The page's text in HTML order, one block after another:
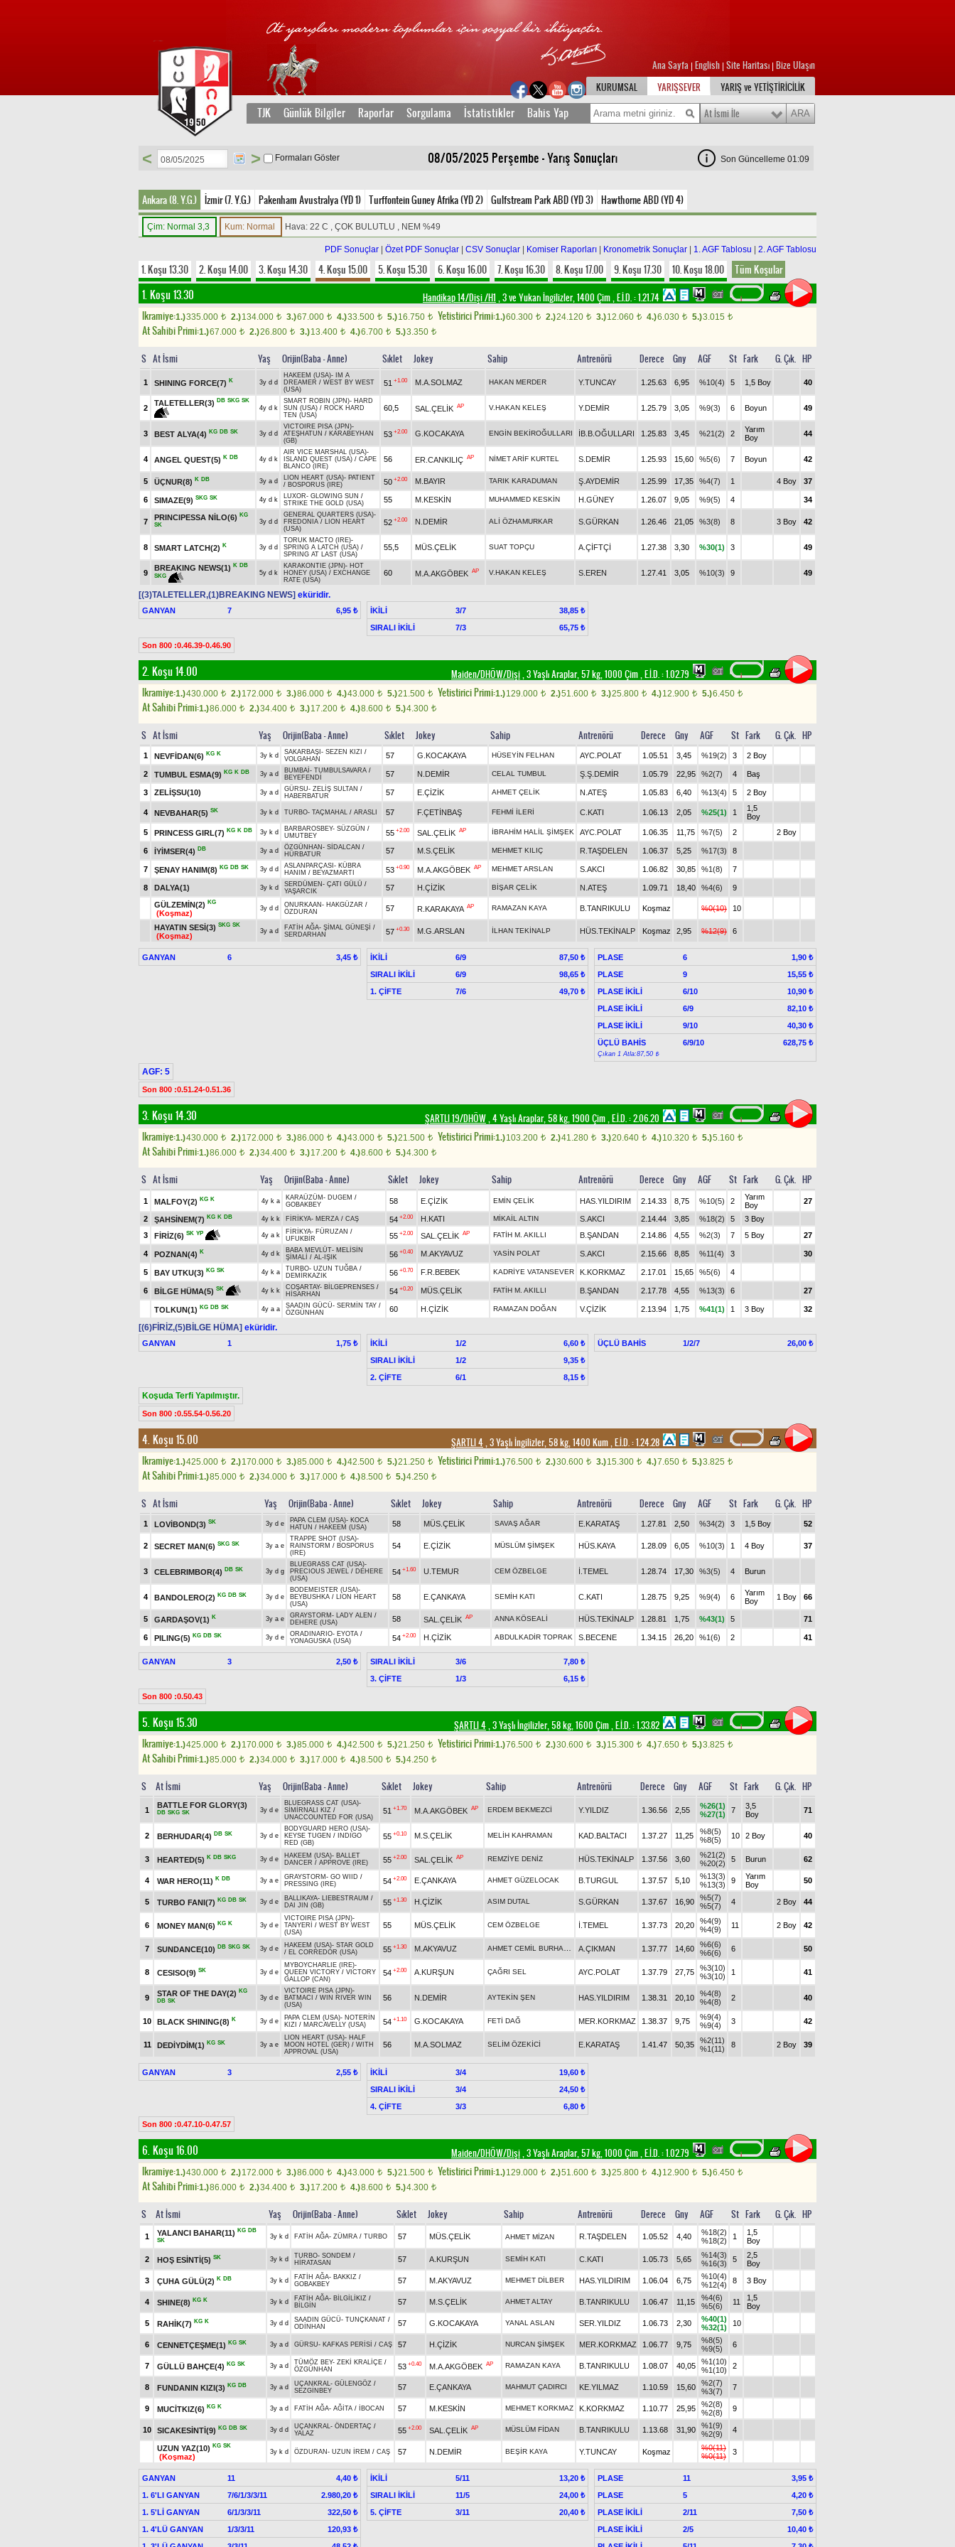
Ana Sayfa English Site Haritası Bize Ulaşın
KURUMSAL
YARIŞSEVER YARIŞ ve YETİŞTİRİCİLİK
TJK Günlük Bilgiler Raporlar Sorgulama İstatistikler Bahis Yap At İsmi İle
08/05/2025 Perşembe - Yarış Sonuçları
< > Formaları Göster Son Güncelleme 01:09
Ankara (8. Y.G.) İzmir (7. Y.G.) Pakenham Avustralya (YD 1) Turffontein Guney Afrika (YD 2) Gulfstream Park ABD (YD 3) Hawthorne ABD (YD 4)
Çim: Normal 3,3 Kum: Normal Hava: 22 C , ÇOK BULUTLU , NEM %49
PDF Sonuçlar Özet PDF Sonuçlar CSV Sonuçlar Komiser Raporları Kronometrik Sonuçlar 1. AGF Tablosu 2. AGF Tablosu
1. Koşu 13.30 2. Koşu 14.00 3. Koşu 14.30 4. Koşu 15.00 5. Koşu 15.30 6. Koşu 16.00 7. Koşu 16.30 8. Koşu 17.00 9. Koşu 17.30 10. Koşu 18.00 Tüm Koşular
1. Koşu 13.30 Handikap 14/Dişi /H1 , 3 ve Yukarı İngilizler, 1400 Çim,E.İ.D. :1.21.74
Ikramiye:1.)335.000 t 2.)134.000 t 3.)67.000 t 4.)33.500 t 5.)16.750 t Yetistirici Primi:1.)60.300 t 2.)24.120 t 3.)12.060 t 4.)6.030 t 5.)3.015 t
At Sahibi Primi:1.)67.000 t 2.)26.800 t 3.)13.400 t 4.)6.700 t 5.)3.350 t
S At İsmi Yaş Orijin(Baba - Anne) Sıklet Jokey Sahip Antrenörü Derece Gny AGF St Fark G. Çık. HP
1 SHINING FORCE(7) K 3y d d
HAKEEM (USA)-
IM A
DREAMER / WEST BY WEST
(USA)
51 +1.00 M.A.SOLMAZ HAKAN MERDER Y.TUNCAY 1.25.63 6,95 %10(4) 5 1,5 Boy 40
2
TALETELLER(3) DB SKG SK
4y d k
SMART ROBIN (JPN)- HARD
SUN (USA) / ROCK HARD
TEN (USA)
60,5 SAL.ÇELİK AP V.HAKAN KELEŞ Y.DEMİR 1.25.79 3,05 %9(3) 6 Boyun 49
3 BEST ALYA(4) KG DB SK 3y d d
VICTOIRE PISA (JPN)-
ATEŞHATUN / KARABEYHAN
(GB)
53 +2.00 G.KOCAKAYA ENGİN BEKİROĞULLARI İB.B.OĞULLARI 1.25.83 3,45 %21(2) 2
Yarım
Boy
44
4 ANGEL QUEST(5) K DB 4y d k
AIR VICE MARSHAL (USA)-
ISLAND QUEST (USA) / CAPE
BLANCO (IRE)
56 ER.CANKILIÇ AP NİMET ARİF KURTEL S.DEMİR 1.25.93 15,60 %5(6) 7 Boyun 42
5 ÜÇNUR(8) K DB 3y a d LION HEART (USA)- PATIENT
/ BOSPORUS (IRE) 50 +2.00 M.BAYIR TARIK KARADUMAN Ş.AYDEMİR 1.25.99 17,35 %4(7) 1 4 Boy 37
6 SIMAZE(9) SKG SK 4y d k LUXOR- GLOWING SUN /
STRIKE THE GOLD (USA)
55 M.KESKİN MUHAMMED KESKİN H.GÜNEY 1.26.07 9,05 %9(5) 4 34
7
PRINCIPESSA NİLO(6) KG
SK
3y d d
GENERAL QUARTERS (USA)-
FREDONIA / LION HEART
(USA)
52 +2.00 N.DEMİR ALİ ÖZHAMURKAR S.GÜRKAN 1.26.46 21,05 %3(8) 8 3 Boy 42
8 SMART LATCH(2) K 3y d d
TORUK MACTO (IRE)-
SPRING A LATCH (USA) /
SPRING AT LAST (USA)
55,5 MÜS.ÇELİK SUAT TOPÇU A.ÇİFTÇİ 1.27.38 3,30 %30(1) 3 49
9
BREAKING NEWS(1) K DB
SKG
5y d k
KARAKONTIE (JPN)- HOT
HONEY (USA) / EXCHANGE
RATE (USA)
60 M.A.AKGÖBEK AP V.HAKAN KELEŞ S.EREN 1.27.41 3,05 %10(3) 9 49
[(3)TALETELLER,(1)BREAKING NEWS] eküridir.
GANYAN 7 6,95 ₺ İKİLİ 3/7
38,85 ₺
SIRALI İKİLİ
7/3 65,75 ₺
Son 800 :0.46.39-0.46.90
2. Koşu 14.00 Maiden/DHÖW/Dişi, 3 Yaşlı Araplar, 57 kg, 1000 Çim,E.İ.D. :1.02.79
Ikramiye:1.)430.000 t 2.)172.000 t 3.)86.000 t 4.)43.000 t 5.)21.500 t Yetistirici Primi:1.)129.000 t 2.)51.600 t 3.)25.800 t 4.)12.900 t 5.)6.450 t
At Sahibi Primi:1.)86.000 t 2.)34.400 t 3.)17.200 t 4.)8.600 t 5.)4.300 t
S At İsmi Yaş Orijin(Baba - Anne) Sıklet Jokey Sahip Antrenörü Derece Gny AGF St Fark G. Çık. HP
1 NEVFİDAN(6) KG K 3y k d SAKARBAŞI - SEZEN KIZI /
VOLGAHAN
57 G.KOCAKAYA HÜSEYİN FELHAN AYC.POLAT 1.05.51 3,45 %19(2) 3 2 Boy
2 TUMBUL ESMA(9) KG K DB 3y a d BUMBAİ - TUMBULSAVARA /
BEYEFENDİ
57 N.DEMİR CELAL TUMBUL Ş.Ş.DEMİR 1.05.79 22,95 %2(7) 4 Baş
3 ZELİŞSU(10) 3y a d GÜRSU- ZELİŞ SULTAN /
HABERBATUR
57 E.ÇİZİK AHMET ÇELİK N.ATEŞ 1.05.83 6,40 %13(4) 5 2 Boy
4 NEVBAHAR(5) SK 3y k d TURBO- TAÇMAHAL / ARASLI 57 F.ÇETİNBAŞ FEHMİ İLERİ C.KATI 1.06.13 2,05 %25(1) 1
1,5
Boy
5
PRINCESS GIRL(7) KG K DB 3y k d BARBAROSBEY- SÜZGÜN /
UMUTBEY
55 +2.00 SAL.ÇELİK AP İBRAHİM HALİL ŞİMŞEK AYC.POLAT 1.06.35 11,75 %7(5) 2 2 Boy
6 İYİMSER(4) DB 3y a d ÖZGÜNHAN - SİDALCAN /
HÜRBATUR
57 M.S.ÇELİK MEHMET KILIÇ R.TAŞDELEN 1.06.37 5,25 %17(3) 8
7 ŞENAY HANIM(8) KG DB SK 3y d d ASLANPARÇASI - KÜBRA
HANIM / BEYAZMARTI 53 +0.90 M.A.AKGÖBEK AP MEHMET ARSLAN S.AKCI 1.06.82 30,85 %1(8) 7
8 DALYA(1) 3y k d SERDÜMEN - ÇATI GÜLÜ /
YAŞARCIK
57 H.ÇİZİK BİŞAR ÇELİK N.ATEŞ 1.09.71 18,40 %4(6)
9
GÜLZEMİN(2) KG
(Koşmaz)
3y d d ONURKAAN - HAKGÜZAR /
ÖZDURAN
57 R.KARAKAYA AP RAMAZAN KAYA B.TANRIKULU Koşmaz %0(10) 10
HAYATIN SESİ(3) SKG SK
(Koşmaz)
3y a d FATİH AĞA- ŞİMAL GÜNEŞİ /
SERDARHAN
57 +0.30 M.G.ARSLAN İLHAN TEKİNALP HÜS.TEKİNALP Koşmaz 2,95 %12(9) 6
GANYAN 6 3,45 ₺ İKİLİ 6/9
87,50 ₺
SIRALI İKİLİ
6/9
98,65 ₺
1. ÇİFTE
7/6 49,70 ₺
PLASE 6
1,90 ₺
PLASE
9
15,55 ₺
PLASE İKİLİ
6/10
10,90 ₺
PLASE İKİLİ
6/9
82,10 ₺
PLASE İKİLİ
9/10
40,30 ₺
ÜÇLÜ BAHİS
6/9/10 628,75 ₺
Çıkan 1 Atla:87,50 ₺
AGF: 5
Son 800 :0.51.24-0.51.36
3. Koşu 14.30 ŞARTLI 19/DHÖW, 4 Yaşlı Araplar, 58 kg, 1900 Çim,E.İ.D. :2.06.20
Ikramiye:1.)430.000 t 2.)172.000 t 3.)86.000 t 4.)43.000 t 5.)21.500 t Yetistirici Primi:1.)103.200 t 2.)41.280 t 3.)20.640 t 4.)10.320 t 5.)5.160 t
At Sahibi Primi:1.)86.000 t 2.)34.400 t 3.)17.200 t 4.)8.600 t 5.)4.300 t
S At İsmi Yaş Orijin(Baba - Anne) Sıklet Jokey Sahip Antrenörü Derece Gny AGF St Fark G. Çık. HP
1 MALFOY(2) KG K 4y k a KARAÜZÜM - DUGEM /
GOBAKBEY
58 E.ÇİZİK EMİN ÇELİK HAS.YILDIRIM 2.14.33 8,75 %10(5) 2
Yarım
Boy
27
2 ŞAHSİNEM(7) KG K DB 4y k k FİRİKYA- MERZA / CAŞ 54 +2.00 H.KATI MİKAİL ALTIN S.AKCI 2.14.44 3,85 %18(2) 5
3 Boy
3
FİRİZ(6) SK YP 4y a k FİRİKYA- FÜRUZAN /
UFUKBİR
55 +2.00 SAL.ÇELİK AP FATİH M. AKILLI B.ŞANDAN 2.14.86 4,55 %2(3) 7 5 Boy 27
4 POZNAN(4) K 4y d k BABA MEVLÜT- MELİSİN
ŞİMALİ / AL-IŞIK 56 +0.40 M.AKYAVUZ YASİN POLAT S.AKCI 2.15.66 8,85 %11(4) 3 30
5 BAY UTKU(3) KG SK 4y k a TURBO- UZUN TUĞBA /
DEMİRKAZIK
56 +0.70 F.R.BEBEK KADRİYE VATANSEVER K.KORKMAZ 2.17.01 15,65 %5(6) 4
6 BİLGE HÜMA(5) SK 4y k k COŞARTAY- BİLGEPRENSES /
HİSARHAN
54 +0.20 MÜS.ÇELİK FATİH M. AKILLI B.ŞANDAN 2.17.78 4,55 %13(3) 6 27
TOLKUN(1) KG DB SK 4y a a SAADIN GÜCÜ- SERMİN TAY /
ÖZGÜNHAN
60 H.ÇİZİK RAMAZAN DOĞAN V.ÇİZİK 2.13.94 1,75 %41(1) 1 3 Boy 32
[(6)FİRİZ,(5)BİLGE HÜMA] eküridir.
GANYAN 1 1,75 ₺ İKİLİ 1/2
6,60 ₺
SIRALI İKİLİ
1/2
9,35 ₺
2. ÇİFTE
6/1 8,15 ₺
ÜÇLÜ BAHİS 1/2/7 26,00 ₺
Koşuda Terfi Yapılmıştır.
Son 800 :0.55.54-0.56.20
4. Koşu 15.00 ŞARTLI 4, 3 Yaşlı İngilizler, 58 kg, 1400 Kum,E.İ.D. :1.24.28
Ikramiye:1.)425.000 t 2.)170.000 t 3.)85.000 t 4.)42.500 t 5.)21.250 t Yetistirici Primi:1.)76.500 t 2.)30.600 t 3.)15.300 t 4.)7.650 t 5.)3.825 t
At Sahibi Primi:1.)85.000 t 2.)34.000 t 3.)17.000 t 4.)8.500 t 5.)4.250 t
S At İsmi Yaş Orijin(Baba - Anne) Sıklet Jokey Sahip Antrenörü Derece Gny AGF St Fark G. Çık. HP
1 LOVİBOND(3) SK 3y d e PAPA CLEM (USA)- KOCA
HATUN / HAKEEM (USA) 58 MÜS.ÇELİK SAVAŞ AĞAR E.KARATAŞ 1.27.81 2,50 %34(2) 3 1,5 Boy 52
2 SECRET MAN(6) SKG SK 3y a e
TRAPPE SHOT (USA)-
RAINSTORM / BOSPORUS
(IRE)
54 E.ÇİZİK MÜSLÜM ŞİMŞEK HÜS.KAYA 1.28.09 6,05 %10(3) 1 4 Boy 37
3 CELEBRIMBOR(4) DB SK 3y d g
BLUEGRASS CAT (USA)-
PRECIOUS JEWEL / DEHERE
(USA)
54 +1.60 U.TEMUR CEM ÖZBELGE İ.TEMEL 1.28.74 17,30 %3(5) 4 Burun
4 BANDOLERO(2) KG DB SK 3y d e
BODEMEISTER (USA)-
BEYBUSHKA / LION HEART
(USA)
58 E.ÇANKAYA SEMİH KATI C.KATI 1.28.75 9,25 %9(4) 6
Yarım
Boy
1 Boy 66
5 GARDAŞOV(1) K 3y a e GRAYSTORM - LADY ALEN /
DEHERE (USA)
58 SAL.ÇELİK AP ANNA KÖSEALİ HÜS.TEKİNALP 1.28.81 1,75 %43(1) 5 71
6 PILING(5) KG DB SK 3y d e ORADINARIO- EYOTA /
YONAGUSKA (USA)
54 +2.00 H.ÇİZİK ABDULKADİR TOPRAK S.BECENE 1.34.15 26,20 %1(6) 2 41
GANYAN 3 2,50 ₺ SIRALI İKİLİ 3/6
7,80 ₺
3. ÇİFTE
1/3 6,15 ₺
Son 800 :0.50.43
5. Koşu 15.30 ŞARTLI 4, 3 Yaşlı İngilizler, 58 kg, 1600 Çim,E.İ.D. :1.33.82
Ikramiye:1.)425.000 t 2.)170.000 t 3.)85.000 t 4.)42.500 t 5.)21.250 t Yetistirici Primi:1.)76.500 t 2.)30.600 t 3.)15.300 t 4.)7.650 t 5.)3.825 t
At Sahibi Primi:1.)85.000 t 2.)34.000 t 3.)17.000 t 4.)8.500 t 5.)4.250 t
S At İsmi Yaş Orijin(Baba - Anne) Sıklet Jokey Sahip Antrenörü Derece Gny AGF St Fark G. Çık. HP
1
BATTLE FOR GLORY(3)
DB SKG SK 3y d e
BLUEGRASS CAT (USA)-
SİMİRNALI KIZ /
UNACCOUNTED FOR (USA)
51 +1.70 M.A.AKGÖBEK AP ERDEM BEKMEZCİ Y.YILDIZ 1.36.56 2,55
%26(1)
%27(1)
7
3,5
Boy
71
2 BERHUDAR(4) DB SK 3y d e
BODYGUARD HERO (USA)-
KEYSE TUGEN /
INDIGO
RED (GB)
55 +0.10 M.S.ÇELİK MELİH KAHRAMAN KAD.BALTACI 1.37.27 11,25
%8(5)
%8(5)
10 2 Boy 40
3 HEARTED(5) K DB SKG 3y d e HAKEEM (USA)- BALLET
DANCER / APPROVE (IRE) 55 +2.00 SAL.ÇELİK AP REMZİYE DENİZ HÜS.TEKİNALP 1.37.56 3,60
%21(2)
%20(2)
5 Burun 62
4 WAR HERO(11) K DB 3y a e GRAYSTORM - GO WIID /
PRESSING (IRE)
54 +2.00 E.ÇANKAYA AHMET GÜZELOCAK B.TURGUL 1.37.57 5,10
%13(3)
%13(3)
9
Yarım
Boy
50
5 TURBO FANI(7) KG DB SK 3y d e BALLIKAYA- LIEBESTRAUM /
DAI JIN (GB)
55 +1.30 H.ÇİZİK ASIM DUTAL S.GÜRKAN 1.37.67 16,90
%5(7)
%5(7)
4 2 Boy 44
6 MONEY MAN(6) KG K 3y d e
VICTOIRE PISA (JPN)-
TANYERİ
/ WEST BY WEST
(USA)
55 MÜS.ÇELİK CEM ÖZBELGE İ.TEMEL 1.37.73 20,20
%4(9)
%4(9)
11 2 Boy 42
7 SUNDANCE(10) DB SKG SK 3y d e HAKEEM (USA)- STAR GOLD
/ EL CORREDOR (USA) 55 +1.30 M.AKYAVUZ A.ÇIKMAN 1.37.77 14,60
%6(6)
%6(6)
6 50
8 CESISO(9) SK 3y d e
MYBOYCHARLIE (IRE)-
QUEEN VICTORY / VICTORY
GALLOP (CAN)
54 +2.00 A.KURŞUN ÇAĞRI SEL AYC.POLAT 1.37.79 27,75
%3(10)
%3(10)
1 41
9
STAR OF THE DAY(2) KG
DB SK 3y d e
VICTOIRE PISA (JPN)-
BATMACI
/ WIN RIVER WIN
(USA)
56 N.DEMİR AYTEKİN ŞEN HAS.YILDIRIM 1.38.31 20,10
%4(8)
%4(8)
2 40
10 BLACK SHINING(8) K 3y d e PAPA CLEM (USA)- NOTERİN
KIZI / MARCAVELLY (USA) 54 +1.10 G.KOCAKAYA FETİ DAĞ MER.KORKMAZ 1.38.37 9,75
%9(4)
%9(4)
3 42
11 DEDİYDİM(1) KG SK 3y a e
LION HEART (USA)- HALF
MOON HOTEL (GER) / WITH
APPROVAL (USA)
56 M.A.SOLMAZ SELİM ÖZEKİCİ E.KARATAŞ 1.41.47 50,35
%2(11)
%1(11)
8 2 Boy 39
GANYAN 3 2,55 ₺ İKİLİ 3/4
19,60 ₺
SIRALI İKİLİ
3/4
24,50 ₺
4. ÇİFTE
3/3 6,80 ₺
Son 800 :0.47.10-0.47.57
6. Koşu 16.00 Maiden/DHÖW/Dişi, 3 Yaşlı Araplar, 57 kg, 1000 Çim,E.İ.D. :1.02.79
Ikramiye:1.)430.000 t 2.)172.000 t 3.)86.000 t 4.)43.000 t 5.)21.500 t Yetistirici Primi:1.)129.000 t 2.)51.600 t 3.)25.800 t 4.)12.900 t 5.)6.450 t
At Sahibi Primi:1.)86.000 t 2.)34.400 t 3.)17.200 t 4.)8.600 t 5.)4.300 t
S At İsmi Yaş Orijin(Baba - Anne) Sıklet Jokey Sahip Antrenörü Derece Gny AGF St Fark G. Çık. HP
1 YALANCI BAHAR(11) KG DB
SK
3y k d FATİH AĞA- ZÜMRA / TURBO 57 MÜS.ÇELİK AHMET MİZAN R.TAŞDELEN 1.05.52 4,40
%18(2)
%18(2)
1
1,5
Boy
2 HOŞ ESİNTİ(5) SK 3y k d TURBO- SONDEM /
HİRATASAN
57 A.KURŞUN SEMİH KATI C.KATI 1.05.73 5,65
%14(3)
%16(3)
5
2,5
Boy
3
ÇUHA GÜLÜ(2) K DB 3y k d FATİH AĞA- BAKKIZ /
GOBAKBEY
57 M.AKYAVUZ MEHMET DİLBER HAS.YILDIRIM 1.06.04 6,75
%10(4)
%12(4)
8 3 Boy
4 SHINE(8) KG K 3y k d FATİH AĞA- BİLGİLİKIZ /
BİLGİN
57 M.S.ÇELİK AHMET ALTAY B.TANRIKULU 1.06.47 11,15
%4(6)
%5(6)
11
1,5
Boy
5
RAHİK(7) KG K 3y d d SAADIN GÜCÜ- TUNÇKANAT /
ODİNHAN
57 G.KOCAKAYA YANAL ASLAN SER.YILDIZ 1.06.73 2,30
%40(1)
%32(1)
10
6 CENNETÇEŞME(1) KG SK 3y a d GÜRSU- KAFKAS PERİSİ / CAŞ 57 H.ÇİZİK NURCAN ŞİMŞEK MER.KORKMAZ 1.06.77 9,75
%8(5)
%9(5)
6
7 GÜLLÜ BAHÇE(4) KG SK 3y a d TÜMÖZ BEY- ZEKİ KRALİÇE /
ÖZGÜNHAN
53 +0.40 M.A.AKGÖBEK AP RAMAZAN KAYA B.TANRIKULU 1.08.07 40,05
%1(10)
%1(10)
2
8 FUNDANIN KIZI(3) KG DB 3y a d UÇANKRAL- GÜLENGÖZ /
SEZGİNBEY
57 E.ÇANKAYA MAHMUT ÇADIRCI KE.YILMAZ 1.10.59 15,60
%2(7)
%3(7)
7
9 MUCİTKIZ(6) KG K 3y a d FATİH AĞA- AĞİTA / İBOCAN 57 M.KESKİN MEHMET KORKMAZ K.KORKMAZ 1.10.77 25,95
%2(8)
%2(8)
9
10 SICAKESİNTİ(9) KG DB SK 3y d d UÇANKRAL- ÖNDERTAÇ /
YALAZ
55 +2.00 SAL.ÇELİK AP MÜSLÜM FİDAN B.TANRIKULU 1.13.68 31,90
%1(9)
%2(9)
4
UZUN YAZ(10) KG SK
(Koşmaz)
3y k d ÖZDURAN - UZUN İREM / CAŞ 57 N.DEMİR BEŞİR KAYA Y.TUNCAY Koşmaz
%0(11)
%0(11)
3
GANYAN 11
4,40 ₺
1. 6'LI GANYAN
7/6/1/3/3/11
2.980,20 ₺
1. 5'Lİ GANYAN
6/1/3/3/11
322,50 ₺
1. 4'LÜ GANYAN
1/3/3/11
120,93 ₺
İKİLİ 5/11
13,20 ₺
SIRALI İKİLİ
11/5
24,00 ₺
5. ÇİFTE
3/11 20,40 ₺
PLASE 11
3,95 ₺
PLASE
5
4,20 ₺
PLASE İKİLİ
2/11
7,50 ₺
PLASE İKİLİ
2/5
10,40 ₺